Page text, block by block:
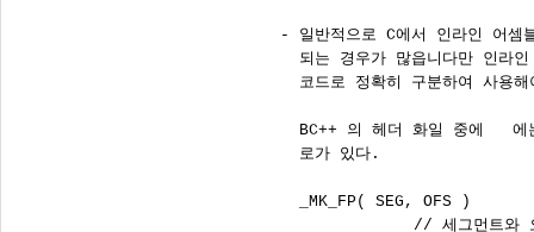
- 일반적으로 C에서 인라인 어셈
되는 경우가 많읍니다만 인라
코드로 정확히 구분하여 사용해
      BC++ 의 헤더 화일 중에
에는 다음과 같은 메크
      로가 있다.
 
      _MK_FP( SEG, OFS )
                  // 세그먼트와 오프셋으로 화 포인터를 합성
 
      이와  같은 메크로가 하는 일은 매번 반복되는 코드를 축
      소해놓아 프로그래머가 키를 적게 치게하고, 코드의 변형
      을 쉽게할 수가 있으며, 코드를 읽기쉽게 하여주고, 에러
      의  가능성을 줄여주면서 함수가 불리울때에 소모되는 오
      버헤드을 제거하여 코드의 효율성을 높여준다. 이런한 메
      크로의 장점에 반해 가장 큰 단점은 메크로는 '진짜 함수'
      가 아닌 '함수 비슷한' 코드의 집합이므로 보통의 함수의
      코드에  적용되는 컴파일러의 코드 에러 검출이 불가능해
      진다.
 
      C++ 는 크기가 작은 함수를 자주 사용해야만 한다. 또 어
      떤 때는 그렇게 해야된 되는 경우도 많다. 거의 대부분의
      C++ 클래스에는 Mutator 라고 불리우는 아주 작은 함수들
      이 있으며 이들의 일반 형태는 다음과 같다.
 
      int get10() { return 10; }
 
      위에서 class 의 부럭안에  들어있는 getInt 함수가 하는
      일이라고는 return i;  라는 아주 작은 코드이며 정수 하
      나를 씨의 리턴 방식에 따라 _AX 레지스터에 넣는 코드로
      아주 작다. 이런 작은 함수는 함수 내부의 코드보다도 오
      히려 어셈으로  함수를 호출하고 스택을 재정리하고 리턴
      하는 코드가 훨씬 더 큰 가분수 형태를 취하고 있다.  이
      런 함수를 메크로와 같이 함수가 호출된 곳에 직접  함수
      내부의 코드( return i; ) 부분만을 넣는다면 함수를  호
      출하는 데에 소모되는 오버헤드와  불필요한 코드를 줄일
      수가 있게되는 것이다. 이러한 필요에 의해서 C++에는 인
      라인 함수를 도입했으며, 그 특징은 일반 함수와 같이 컴
      파일러가  코드를 검사하며, 메크로처럼 함수의 오버헤드
      를 없애는 장점을 모두 가진 새로운 형태의 코드  작성법
      이다. 그 선언 형태는 inline이란 키워드 함수 선언 앞에
      넣는 것으로 다음과 같다.
 
      inline int get10() { return 10; }
 
      C++ 컴파일러가 인라인 함수에 동작하는 방식은 컴파일러
      가 inline 이라는  선언을 만나면 일반 함수와 같은 방식
      이 아니라, 인라인 함수의 내부 코드를 모두 기억해 놓고
      는, 그 인라인  함수가 사용된 곳을 만날 때마다, 기억된
      인라인 함수를 정확히 사용했는가를 검사한 후에, 기억된
      내부 코드를 그 곳에 직접 집어넣게 되는 것이다. 이렇게
      함으로서 메크로의 효율성과 함수의 에러 검출 능력을 모
      두 갖게 되는 것이다.
 
      위와 같은  방식의 컴파일을 하려면 항상  인라인 함수는
      선언된 자리에서 함수를 결정해놓아야만 한다.. 즉
 
      inline int get10();
 
      과 같은 형 선언은 아무런 의미가 없다. 왜냐하면 컴파일
      러는  인라인 함수의 내부 코드를 기억할 수가 없기 때문
      에 선언된 인라인 함수가 상용된 곳에 인라인 함수의  내
      부 코드를 직접 넣을 수 없으므로 에러가 발생하게 된다.
      그러므로 인라인 함수가 선언되었으면 반드시 그  인라인
      함수가 첫 번째로 사용되기 전에 함수의 본체가 결정되어
      있어야만 하는 것이다.  다시 말하면 코드의 본체가 결정
      되어 있더